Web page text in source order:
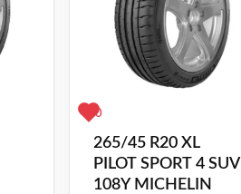
0
265/45 R20 XL
PILOT SPORT 4 SUV
108Y MICHELIN